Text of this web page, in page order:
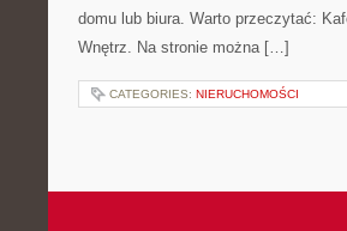
domu lub biura. Warto przeczytać:
Wnętrz. Na stronie można […]
CATEGORIES: NIERUCHOMOŚCI